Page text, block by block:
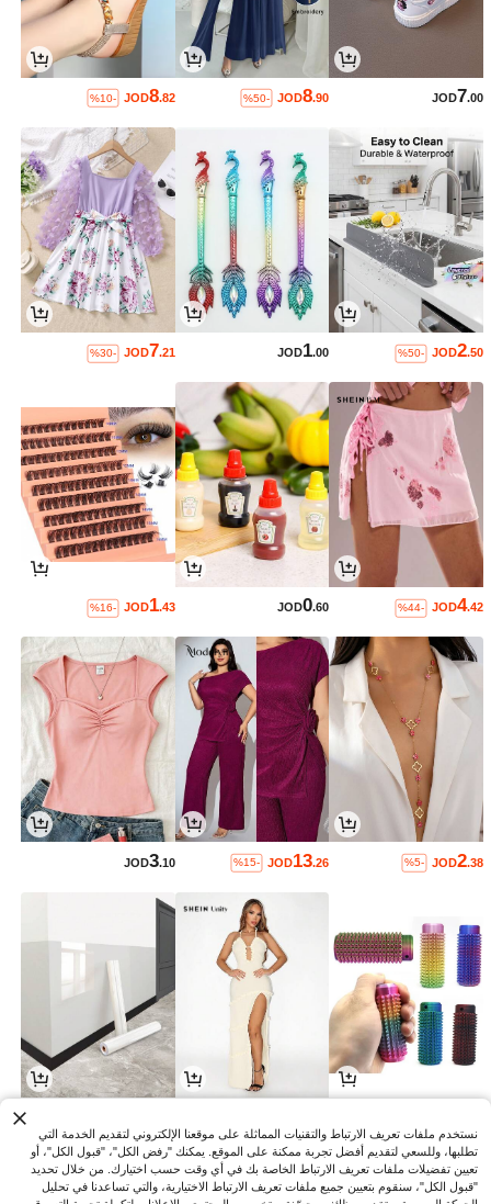
JOD7.00
JOD8.90
%50-
JOD8.82
%10-
JOD2.50
%50-
JOD1.00
JOD7.21
%30-
JOD4.42
%44-
JOD0.60
JOD1.43
%16-
JOD2.38
%5-
JOD13.26
%15-
JOD3.10
نستخدم ملفات تعريف الارتباط والتقنيات المماثلة على موقعنا الإلكتروني لتقديم الخدمة التي
تطلبها، وللسعي لتقديم أفضل تجربة ممكنة على الموقع. يمكنك "رفض الكل"، "قبول الكل"، أو
تعيين تفضيلات ملفات تعريف الارتباط الخاصة بك في أي وقت حسب اختيارك. من خلال تحديد
"قبول الكل"، سنقوم بتعيين جميع ملفات تعريف الارتباط الاختيارية، والتي تساعدنا في تحليل